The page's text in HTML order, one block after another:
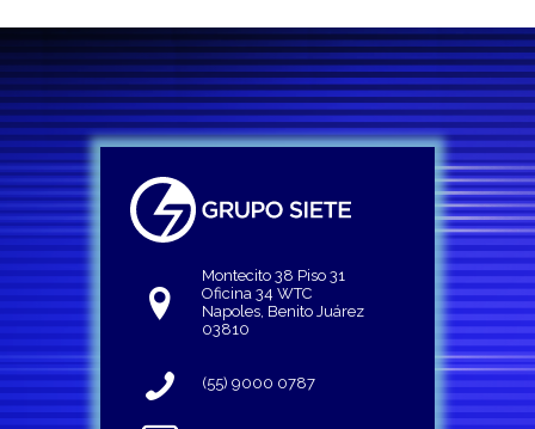
Montecito 38 Piso 31
Oficina 34 WTC
Napoles, Benito Juárez
03810
(55) 9000 0787